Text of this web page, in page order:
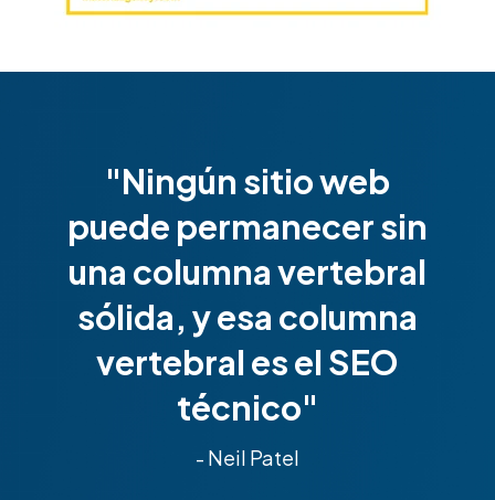
"Ningún sitio web
puede permanecer sin
una columna vertebral
sólida, y esa columna
vertebral es el SEO
técnico"
- Neil Patel